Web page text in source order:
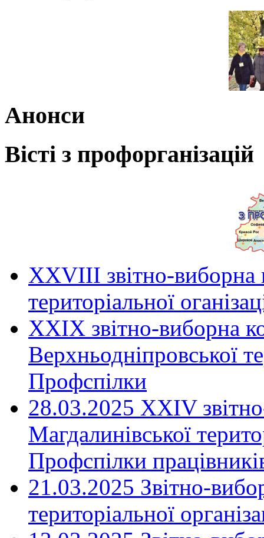
Анонси
Вісті з профорганізацій
ХХVIII звітно-виборна
територіальної
XXIX звітно-виборна
Верхньодніпровської
Профспілки
28.03.2025 ХХІV
Магдалинівської
Профспілки
21.03.2025 Звітно-
територіальної